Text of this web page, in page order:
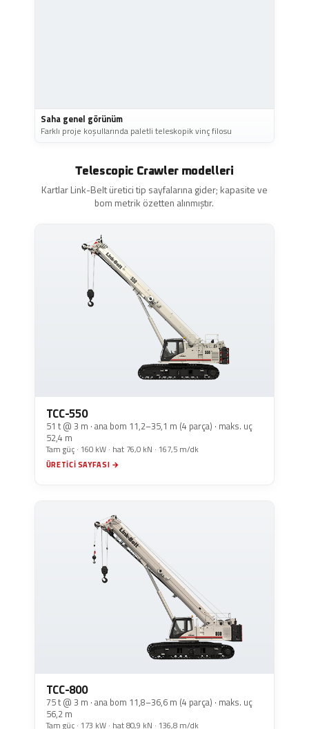
Saha genel görünüm
Farklı proje koşullarında paletli teleskopik vinç filosu
Telescopic Crawler modelleri
Kartlar Link-Belt üretici tip sayfalarına gider; kapasite ve
bom metrik özetten alınmıştır.
TCC-550
51 t @ 3 m · ana bom 11,2–35,1 m (4 parça) · maks. uç
52,4 m
Tam güç · 160 kW · hat 76,0 kN · 167,5 m/dk
ÜRETICI SAYFASI →
TCC-800
75 t @ 3 m · ana bom 11,8–36,6 m (4 parça) · maks. uç
56,2 m
Tam güç · 173 kW · hat 80,9 kN · 136,8 m/dk